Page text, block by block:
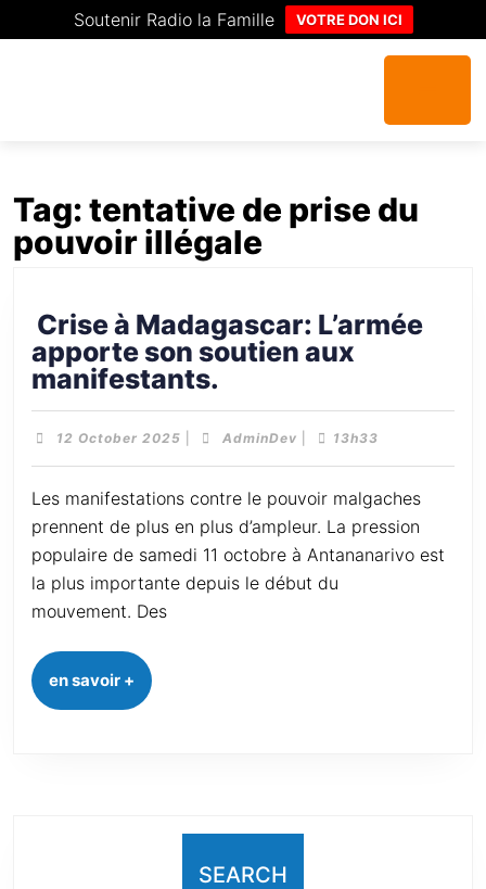
Soutenir Radio la Famille VOTRE DON ICI
Tag:tentative de prise du
pouvoir illégale
Crise à Madagascar: L’armée
apporte son soutien aux
manifestants.
12 October 2025 AdminDev 13h33
Les manifestations contre le pouvoir malgaches
prennent de plus en plus d’ampleur. La pression
populaire de samedi 11 octobre à Antananarivo est
la plus importante depuis le début du
mouvement. Des
en savoir +
SEARCH